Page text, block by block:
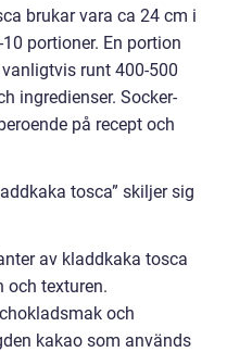
brukar vara ca 24 cm i
portioner. En portion
runt 400-500
ingredienser. Socker-
på recept och
tosca” skiljer sig
av kladdkaka tosca
och texturen.
och
kakao som används